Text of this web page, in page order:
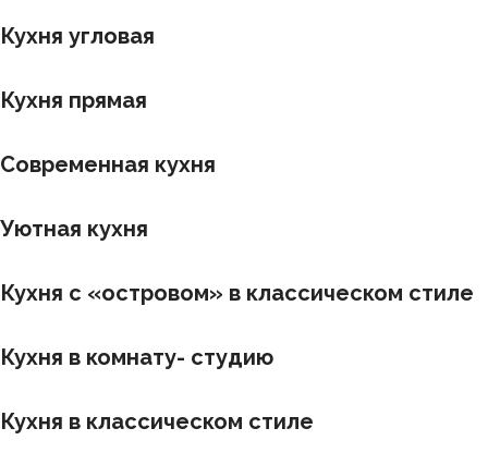
Кухня угловая
Кухня прямая
Современная кухня
Уютная кухня
Кухня с «островом» в классическом стиле
Кухня в комнату- студию
Кухня в классическом стиле